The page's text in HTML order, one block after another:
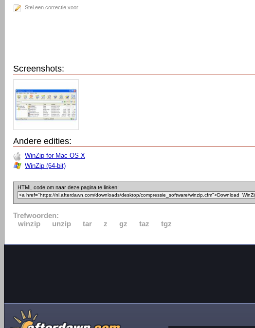
Stel een correctie voor
Screenshots:
Andere edities:
WinZip for Mac OS X
WinZip (64-bit)
HTML code om naar deze pagina te linken:
Trefwoorden:
winzip
unzip tar z gz taz tgz